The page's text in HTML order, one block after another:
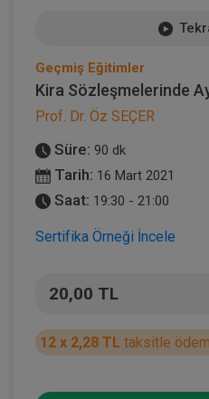
Geçmiş Eğitimler
Kira Sözleşmelerinde
Prof. Dr. Öz SEÇER
Süre: 90 dk
Tarih: 16 Mart 2021
Saat: 19:30 - 21:00
Sertifika Örneği İncele
20,00 TL
12 x 2,28 TL taksitle